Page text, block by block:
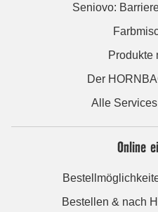
Seniovo:
Produkte
Der
Alle
Online
Bestellen & nach